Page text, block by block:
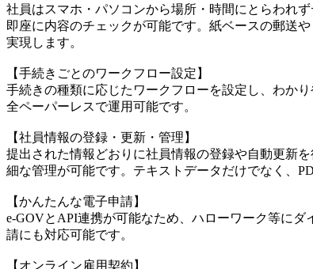
社員はスマホ・パソコンから場所・時間にとらわれ
即座に内容のチェックが可能です。紙ベースの郵送
実現します。
【手続きごとのワークフロー設定】
手続きの種類に応じたワークフローを設定し、わか
全ペーパーレスで運用可能です。
【社員情報の登録・更新・管理】
提出された情報どおりに社員情報の登録や自動更新
細な管理が可能です。テキストデータだけでなく、
【かんたんな電子申請】
e-GOVとAPI連携が可能なため、ハローワーク等に
請にも対応可能です。
【オンライン雇用契約】